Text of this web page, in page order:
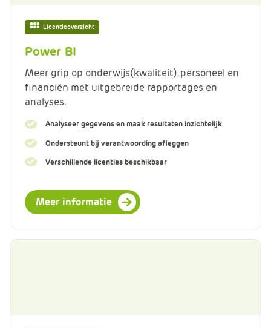
Licentieoverzicht
Power BI
Meer grip op onderwijs(kwaliteit), personeel en
financiën met uitgebreide rapportages en
analyses.
Analyseer gegevens en maak resultaten inzichtelijk
Ondersteunt bij verantwoording afleggen
Verschillende licenties beschikbaar
Meer informatie